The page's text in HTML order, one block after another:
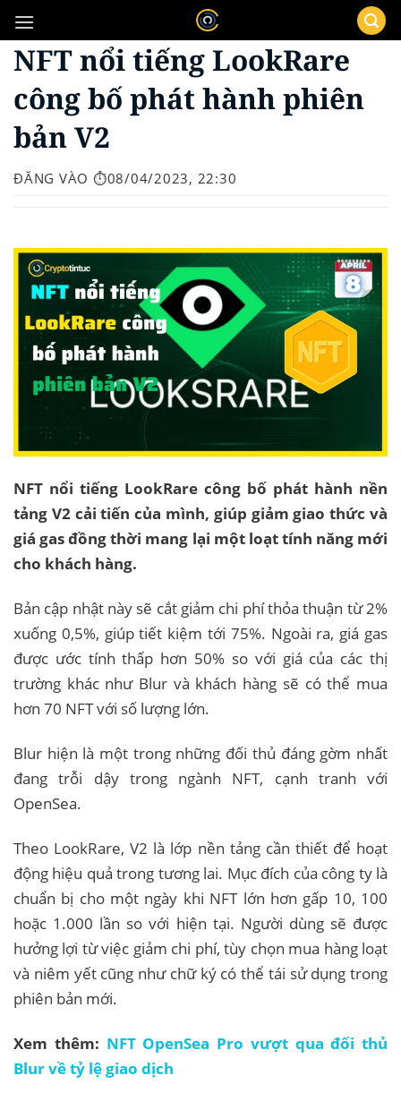
qua
nội
NFT nổi tiếng LookRare
công bố phát hành phiên
bản V2
ĐĂNG VÀO ⏱️08/04/2023, 22:30
NFT nổi tiếng LookRare công bố phát hành nền
tảng V2 cải tiến của mình, giúp giảm giao thức và
giá gas đồng thời mang lại một loạt tính năng mới
cho khách hàng.
Bản cập nhật này sẽ cắt giảm chi phí thỏa thuận từ 2%
xuống 0,5%, giúp tiết kiệm tới 75%. Ngoài ra, giá gas
được ước tính thấp hơn 50% so với giá của các thị
trường khác như Blur và khách hàng sẽ có thể mua
hơn 70 NFT với số lượng lớn.
Blur hiện là một trong những đối thủ đáng gờm nhất
đang trỗi dậy trong ngành NFT, cạnh tranh với
OpenSea.
Theo LookRare, V2 là lớp nền tảng cần thiết để hoạt
động hiệu quả trong tương lai. Mục đích của công ty là
chuẩn bị cho một ngày khi NFT lớn hơn gấp 10, 100
hoặc 1.000 lần so với hiện tại. Người dùng sẽ được
hưởng lợi từ việc giảm chi phí, tùy chọn mua hàng loạt
và niêm yết cũng như chữ ký có thể tái sử dụng trong
phiên bản mới.
Xem thêm: NFT OpenSea Pro vượt qua đối thủ
Blur về tỷ lệ giao dịch